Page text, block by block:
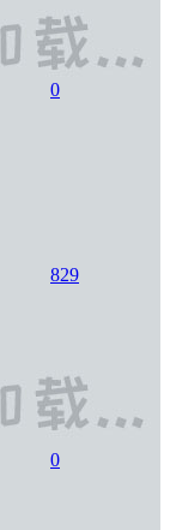
0
829
0